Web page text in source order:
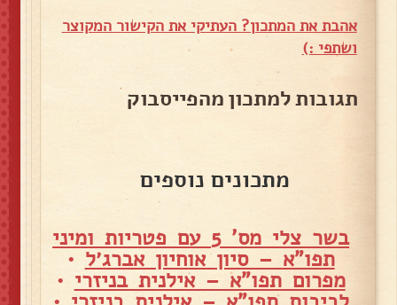
אהבת את המתכון? העתיקי את הקישור המקוצר
ושתפי :)
תגובות למתכון מהפייסבוק
מתכונים נוספים
בשר צלי מס' 5 עם פטריות ומיני
תפו"א – סיון אוחיון אברג׳ל •
מפרום תפו"א – אילנית בניזרי •